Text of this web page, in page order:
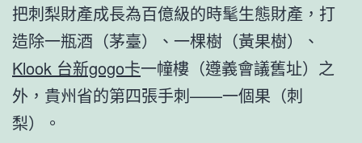
把刺梨財產成長為百億級的時髦生態財產，打
造除一瓶酒（茅臺）、一棵樹（黃果樹）、
Klook 台新gogo卡一幢樓（遵義會議舊址）之
外，貴州省的第四張手刺——一個果（刺
梨）。